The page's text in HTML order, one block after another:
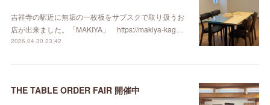
吉祥寺の駅近に無垢の一枚板をサブスクで取り扱うお
店が出来ました。「MAKIYA」 https://makiya-kag…
2026.04.30 23:42
THE TABLE ORDER FAIR 開催中